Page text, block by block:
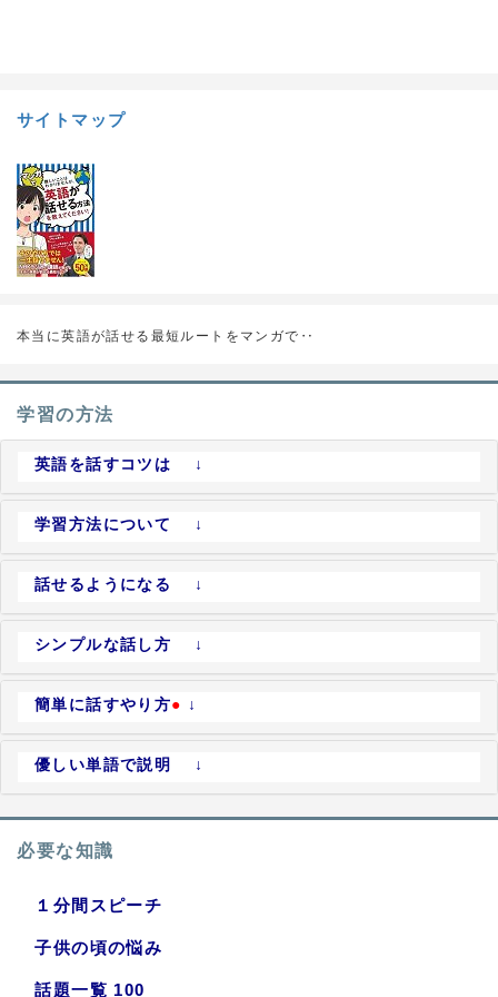
サイトマップ
本当に英語が話せる最短ルートをマンガで‥
学習の方法
英語を話すコツは ↓
学習方法について ↓
話せるようになる ↓
シンプルな話し方 ↓
簡単に話すやり方● ↓
優しい単語で説明 ↓
必要な知識
１分間スピーチ
子供の頃の悩み
話題一覧 100